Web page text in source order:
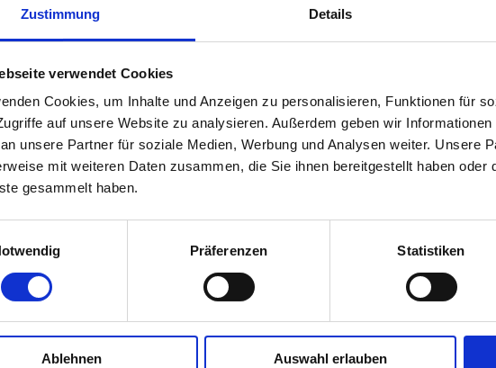
Zustimmung Details
verwendet Cookies
Cookies, um Inhalte und Anzeigen zu personalisieren, Funktionen für
auf unsere Website zu analysieren. Außerdem geben wir
unsere Partner für soziale Medien, Werbung und Analysen weiter. Unsere
mit weiteren Daten zusammen, die Sie ihnen bereitgestellt haben oder
gesammelt haben.
Präferenzen Statistiken
Ablehnen Auswahl erlauben
Material: Edelstahl inklusive: Safety
für: sichere Positionierung der Bodendüse